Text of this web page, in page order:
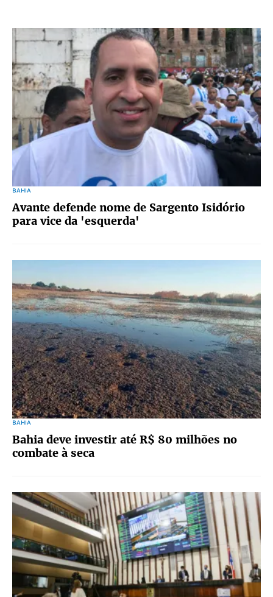
BAHIA
Avante defende nome de Sargento Isidório
para vice da 'esquerda'
BAHIA
Bahia deve investir até R$ 80 milhões no
combate à seca